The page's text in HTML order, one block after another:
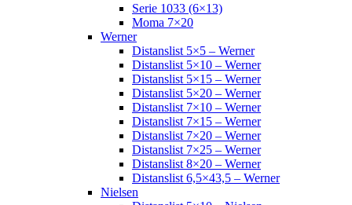
Serie 1033 (6×13)
Moma 7×20
Werner
Distanslist 5×5 – Werner
Distanslist 5×10 – Werner
Distanslist 5×15 – Werner
Distanslist 5×20 – Werner
Distanslist 7×10 – Werner
Distanslist 7×15 – Werner
Distanslist 7×20 – Werner
Distanslist 7×25 – Werner
Distanslist 8×20 – Werner
Distanslist 6,5×43,5 – Werner
Nielsen